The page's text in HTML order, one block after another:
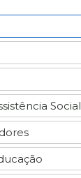
Social